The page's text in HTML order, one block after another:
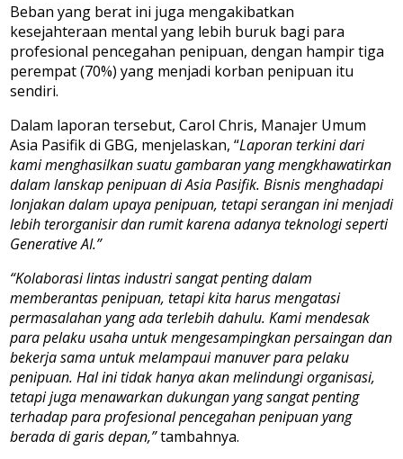
Beban yang berat ini juga mengakibatkan
kesejahteraan mental yang lebih buruk bagi para
profesional pencegahan penipuan, dengan hampir tiga
perempat (70%) yang menjadi korban penipuan itu
sendiri.
Dalam laporan tersebut, Carol Chris, Manajer Umum
Asia Pasifik di GBG, menjelaskan, “Laporan terkini dari
kami menghasilkan suatu gambaran yang mengkhawatirkan
dalam lanskap penipuan di Asia Pasifik. Bisnis menghadapi
lonjakan dalam upaya penipuan, tetapi serangan ini menjadi
lebih terorganisir dan rumit karena adanya teknologi seperti
Generative AI.”
“Kolaborasi lintas industri sangat penting dalam
memberantas penipuan, tetapi kita harus mengatasi
permasalahan yang ada terlebih dahulu. Kami mendesak
para pelaku usaha untuk mengesampingkan persaingan dan
bekerja sama untuk melampaui manuver para pelaku
penipuan. Hal ini tidak hanya akan melindungi organisasi,
tetapi juga menawarkan dukungan yang sangat penting
terhadap para profesional pencegahan penipuan yang
berada di garis depan,”tambahnya.